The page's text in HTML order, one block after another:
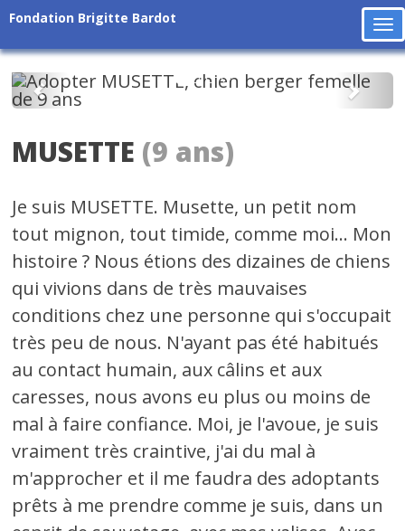
Fondation Brigitte Bardot
Précédent
MUSETTE (9 ans)
Je suis MUSETTE. Musette, un petit nom
tout mignon, tout timide, comme moi... Mon
histoire ? Nous étions des dizaines de chiens
qui vivions dans de très mauvaises
conditions chez une personne qui s'occupait
très peu de nous. N'ayant pas été habitués
au contact humain, aux câlins et aux
caresses, nous avons eu plus ou moins de
mal à faire confiance. Moi, je l'avoue, je suis
vraiment très craintive, j'ai du mal à
m'approcher et il me faudra des adoptants
prêts à me prendre comme je suis, dans un